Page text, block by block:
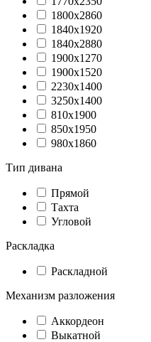
1800х2860
1840х1920
1840х2880
1900х1270
1900х1520
2230x1400
3250x1400
810х1900
850х1950
980х1860
Тип дивана
Прямой
Тахта
Угловой
Раскладка
Раскладной
Механизм разложения
Аккордеон
Выкатной